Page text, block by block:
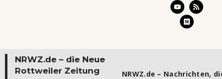
NRWZ.de – die Neue
Rottweiler Zeitung
NRWZ.de – Nachrichten,